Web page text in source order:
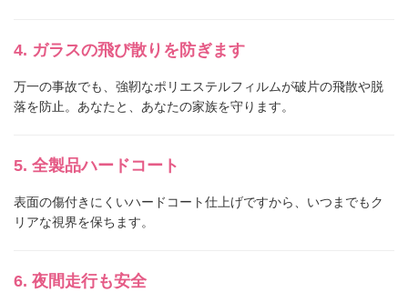
ガラスの飛び散りを防ぎます
万一の事故でも、強靭なポリエステルフィルムが破片の飛散や脱
落を防止。あなたと、あなたの家族を守ります。
全製品ハードコート
表面の傷付きにくいハードコート仕上げですから、いつまでもク
リアな視界を保ちます。
夜間走行も安全